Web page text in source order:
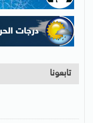
تابعونا